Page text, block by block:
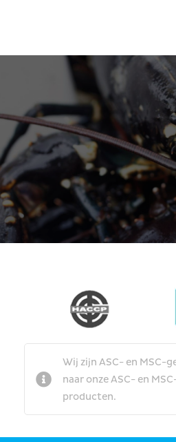
Wij zijn ASC- en MSC-
naar onze ASC- en
producten.